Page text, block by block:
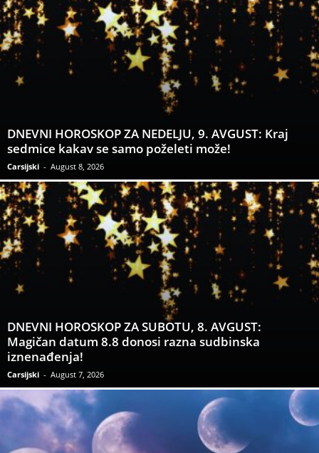
DNEVNI HOROSKOP ZA NEDELJU, 9. AVGUST: Kraj
sedmice kakav se samo poželeti može!
Carsijski - August 8, 2026
DNEVNI HOROSKOP ZA SUBOTU, 8. AVGUST:
Magičan datum 8.8 donosi razna sudbinska
iznenađenja!
Carsijski - August 7, 2026